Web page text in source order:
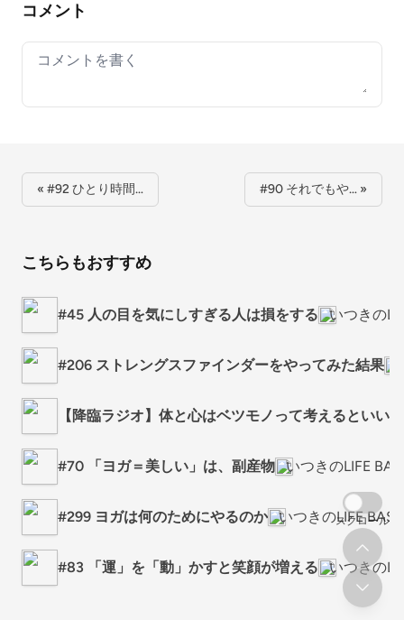
コメント
Your comment
« #92 ひとり時間… #90 それでもや… »
こちらもおすすめ
#45 人の目を気にしすぎる人は損をする いつきの
#206 ストレングスファインダーをやってみた結果
【降臨ラジオ】体と心はベツモノって考えるといい
#70 「ヨガ＝美しい」は、副産物 いつきのLIFE
#299 ヨガは何のためにやるのか いつきのLIFE
#83 「運」を「動」かすと笑顔が増える いつきの
スクロール